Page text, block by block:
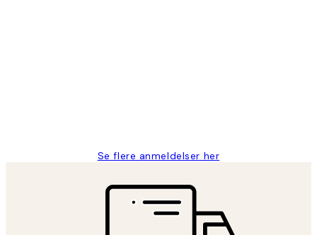
Se flere anmeldelser her